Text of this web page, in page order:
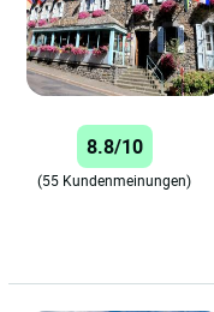
8.8/10
(55 Kundenmeinungen)